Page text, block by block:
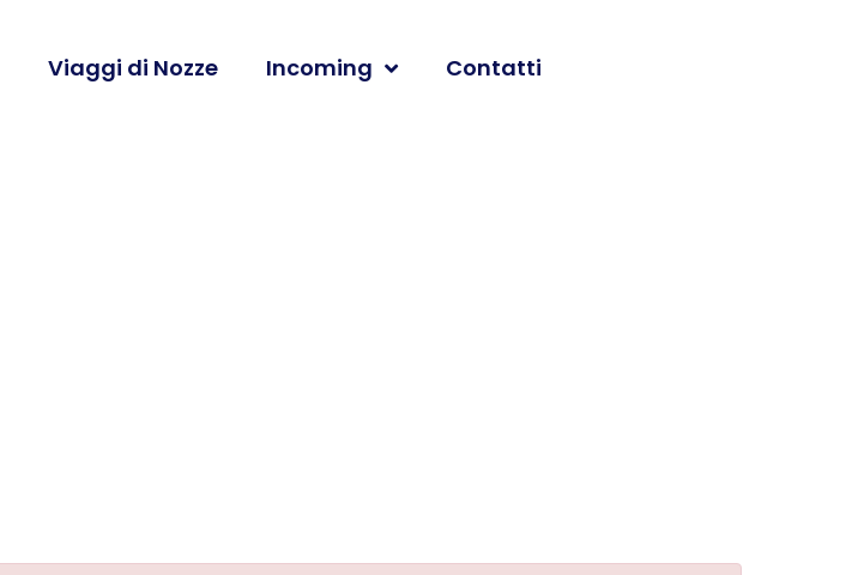
Viaggi di Nozze Incoming Contatti